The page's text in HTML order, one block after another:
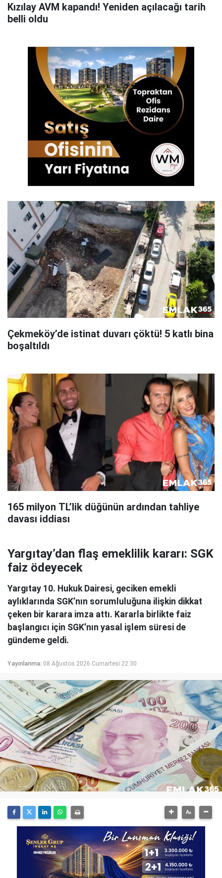
Kızılay AVM kapandı! Yeniden açılacağı tarih
belli oldu
Çekmeköy’de istinat duvarı çöktü! 5 katlı bina
boşaltıldı
165 milyon TL’lik düğünün ardından tahliye
davası iddiası
Yargıtay’dan flaş emeklilik kararı: SGK
faiz ödeyecek
Yargıtay 10. Hukuk Dairesi, geciken emekli
aylıklarında SGK’nın sorumluluğuna ilişkin dikkat
çeken bir karara imza attı. Kararla birlikte faiz
başlangıcı için SGK’nın yasal işlem süresi de
gündeme geldi.
Yayınlanma: 08 Ağustos 2026 Cumartesi 22:30